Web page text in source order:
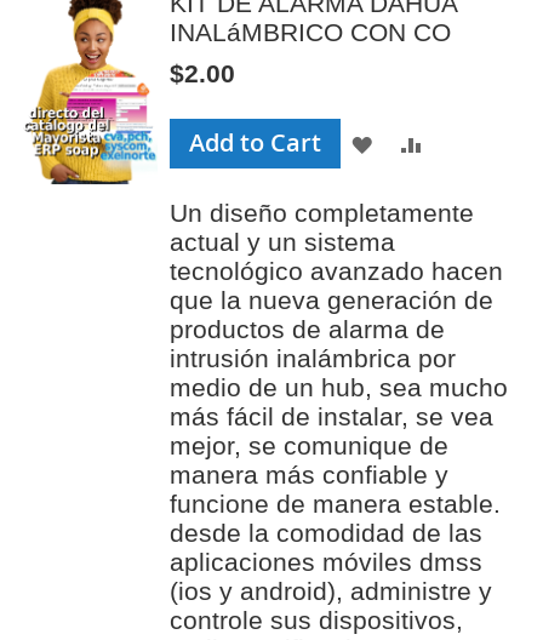
INALáMBRICO CON CO
$2.00
Add to Cart
ADD
WISH
LIST
Un diseño completamente
actual y un sistema
tecnológico avanzado hacen
que la nueva generación de
productos de alarma de
intrusión inalámbrica por
medio de un hub, sea mucho
más fácil de instalar, se vea
mejor, se comunique de
manera más confiable y
funcione de manera estable.
desde la comodidad de las
aplicaciones móviles dmss
(ios y android), administre y
controle sus dispositivos,